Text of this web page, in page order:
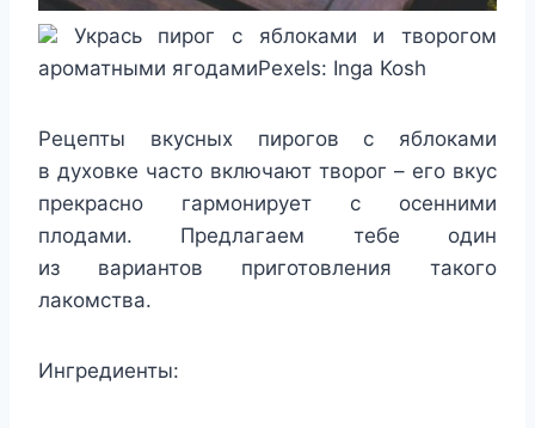
Укрась пирог с яблоками и творогом
ароматными ягодамиPexels: Inga Kosh
Рецепты вкусных пирогов с яблоками
в духовке часто включают творог – его вкус
прекрасно гармонирует с осенними
плодами. Предлагаем тебе один
из вариантов приготовления такого
лакомства.
Ингредиенты: